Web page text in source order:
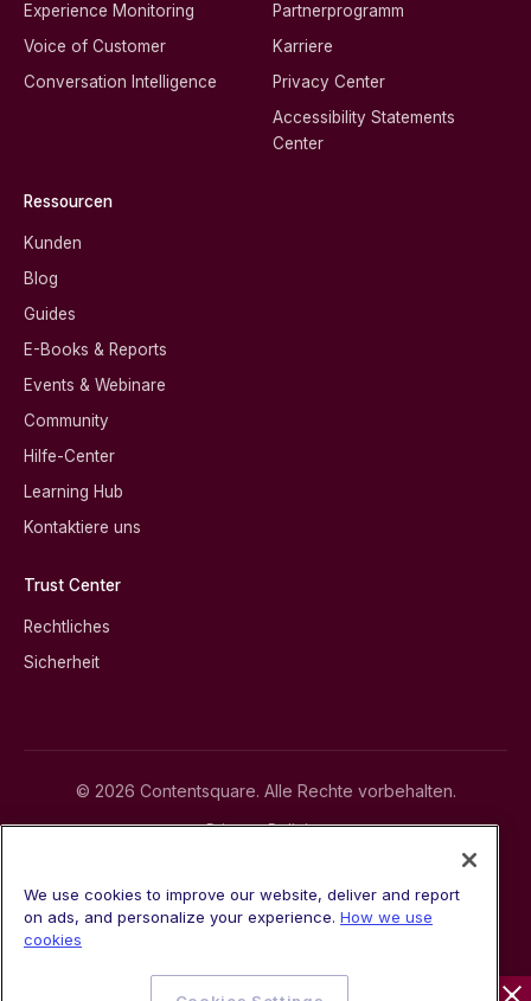
Experience Monitoring
Voice of Customer
Conversation Intelligence
Partnerprogramm
Karriere
Privacy Center
Accessibility Statements
Center
Ressourcen
Kunden
Blog
Guides
E-Books & Reports
Events & Webinare
Community
Hilfe-Center
Learning Hub
Kontaktiere uns
Trust Center
Rechtliches
Sicherheit
© 2026 Contentsquare. Alle Rechte vorbehalten.
Privacy Policies
Modern Slavery Statement
We use cookies to improve our website, deliver and report
on ads, and personalize your experience. How we use
cookies